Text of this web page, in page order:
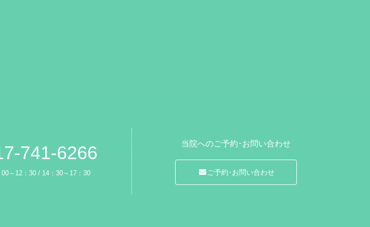
741-6266
～12：30 / 14：30～17：30
当院へのご予約･ お問い合わせ
ご予約･お問い合わせ